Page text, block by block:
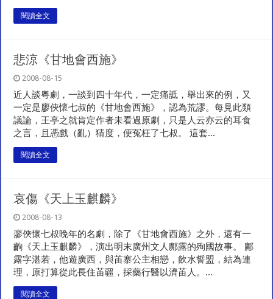
閱讀全文
悲涼《甘地會西施》
2008-08-15
近人談粵劇，一談到四十年代，一定痛詆，舉出來的例，又
一定是廖俠懷七叔的《甘地會西施》，認為荒謬。每見此類
議論，王亭之就肯定作者未看過原劇，只是人云亦云的耳食
之言，且憑戲（亂）猜度，便冤枉了七叔。 這套...
閱讀全文
哀傷《天上玉麒麟》
2008-08-13
廖俠懷七叔晚年的名劇，除了《甘地會西施》之外，還有一
齣《天上玉麒麟》，演出明末廣州文人鄺露的殉國故事。 鄺
露字湛若，他遊廣西，與苖寨公主相戀，飲水誓盟，結為連
理，原打算從此長住苖疆，採藥行醫以濟苖人。...
閱讀全文